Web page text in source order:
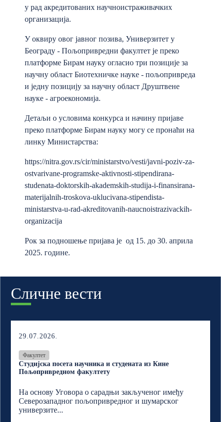
у рад акредитованих научноистраживачких
организација.
У оквиру овог јавног позива, Универзитет у
Београду - Пољопривредни факултет је преко
платформе Бирам науку огласио три позиције за
научну област Биотехничке науке - пољопривреда
и једну позицију за научну област Друштвене
науке - агроекономија.
Детаљи о условима конкурса и начину пријаве
преко платформе Бирам науку могу се пронаћи на
линку Министарства:
https://nitra.gov.rs/cir/ministarstvo/vesti/javni-poziv-za-
ostvarivane-programske-aktivnosti-stipendirana-
studenata-doktorskih-akademskih-studija-i-finansirana-
materijalnih-troskova-uklucivana-stipendista-
ministarstva-u-rad-akreditovanih-naucnoistrazivackih-
organizacija
Рок за подношење пријава је од 15. до 30. априла
2025. године.
Сличне вести
29.07.2026.
Факултет
Студијска посета научника и студената из Кине
Пољопривредном факултету
На основу Уговора о сарадњи закљученог имеђу
Северозападног пољопривредног и шумарскoг
универзите...